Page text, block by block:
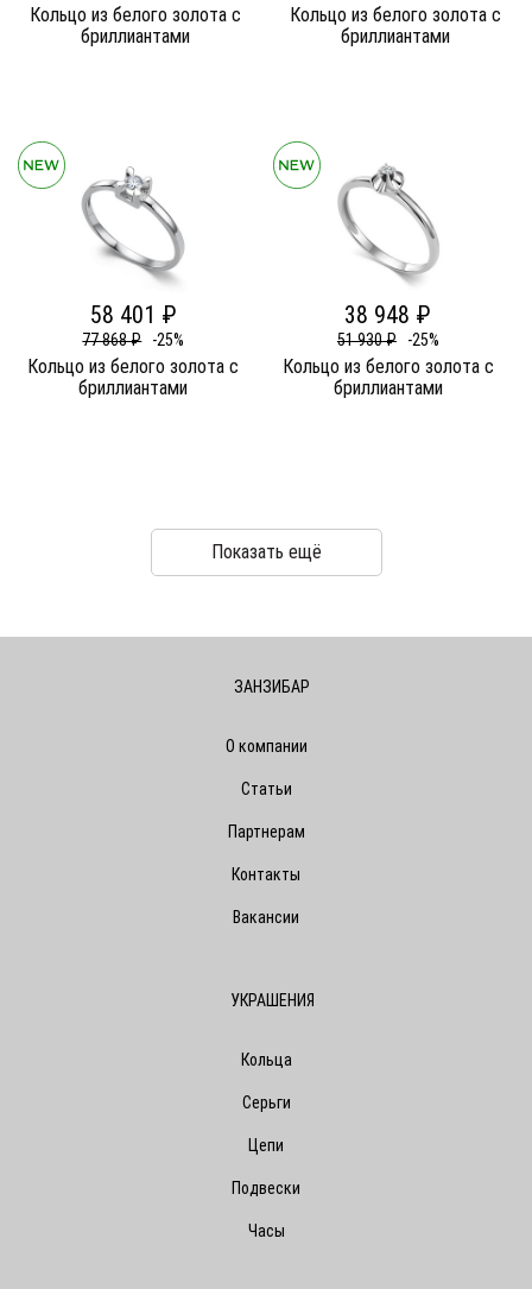
Кольцо из белого золота c
бриллиантами
Кольцо из белого золота c
бриллиантами
58 401 ₽
77 868 ₽ -25%
Кольцо из белого золота c
бриллиантами
38 948 ₽
51 930 ₽ -25%
Кольцо из белого золота c
бриллиантами
Показать ещё
ЗАНЗИБАР
О компании
Статьи
Партнерам
Контакты
Вакансии
УКРАШЕНИЯ
Кольца
Серьги
Цепи
Подвески
Часы